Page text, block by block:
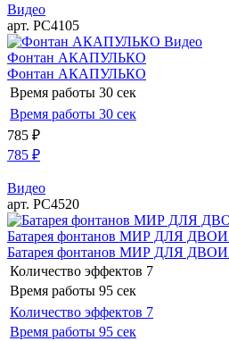
Видео
арт. РС4105
Видео
Фонтан АКАПУЛЬКО
Фонтан АКАПУЛЬКО
Время работы 30 сек
Время работы 30 сек
785 ₽
785 ₽
Видео
арт. РС4520
Батарея фонтанов МИР ДЛЯ
Батарея фонтанов МИР ДЛЯ
Количество эффектов 7
Время работы 95 сек
Количество эффектов 7
Время работы 95 сек